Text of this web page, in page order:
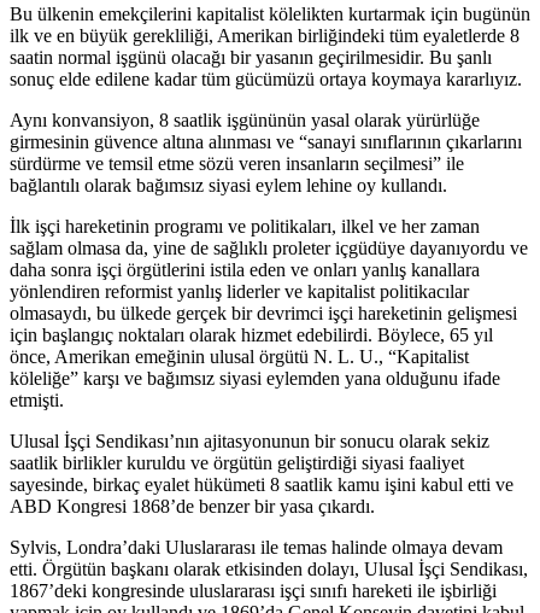
Bu ülkenin emekçilerini kapitalist kölelikten kurtarmak için bugünün
ilk ve en büyük gerekliliği, Amerikan birliğindeki tüm eyaletlerde 8
saatin normal işgünü olacağı bir yasanın geçirilmesidir. Bu şanlı
sonuç elde edilene kadar tüm gücümüzü ortaya koymaya kararlıyız.
Aynı konvansiyon, 8 saatlik işgününün yasal olarak yürürlüğe
girmesinin güvence altına alınması ve “sanayi sınıflarının çıkarlarını
sürdürme ve temsil etme sözü veren insanların seçilmesi” ile
bağlantılı olarak bağımsız siyasi eylem lehine oy kullandı.
İlk işçi hareketinin programı ve politikaları, ilkel ve her zaman
sağlam olmasa da, yine de sağlıklı proleter içgüdüye dayanıyordu ve
daha sonra işçi örgütlerini istila eden ve onları yanlış kanallara
yönlendiren reformist yanlış liderler ve kapitalist politikacılar
olmasaydı, bu ülkede gerçek bir devrimci işçi hareketinin gelişmesi
için başlangıç noktaları olarak hizmet edebilirdi. Böylece, 65 yıl
önce, Amerikan emeğinin ulusal örgütü N. L. U., “Kapitalist
köleliğe” karşı ve bağımsız siyasi eylemden yana olduğunu ifade
etmişti.
Ulusal İşçi Sendikası’nın ajitasyonunun bir sonucu olarak sekiz
saatlik birlikler kuruldu ve örgütün geliştirdiği siyasi faaliyet
sayesinde, birkaç eyalet hükümeti 8 saatlik kamu işini kabul etti ve
ABD Kongresi 1868’de benzer bir yasa çıkardı.
Sylvis, Londra’daki Uluslararası ile temas halinde olmaya devam
etti. Örgütün başkanı olarak etkisinden dolayı, Ulusal İşçi Sendikası,
1867’deki kongresinde uluslararası işçi sınıfı hareketi ile işbirliği